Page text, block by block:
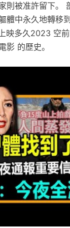
則被准許留下。
體中永久地轉移
映多久2023 空前
影 的歷史。